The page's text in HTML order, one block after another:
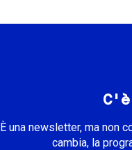
È una newsletter, ma non
cambia, la